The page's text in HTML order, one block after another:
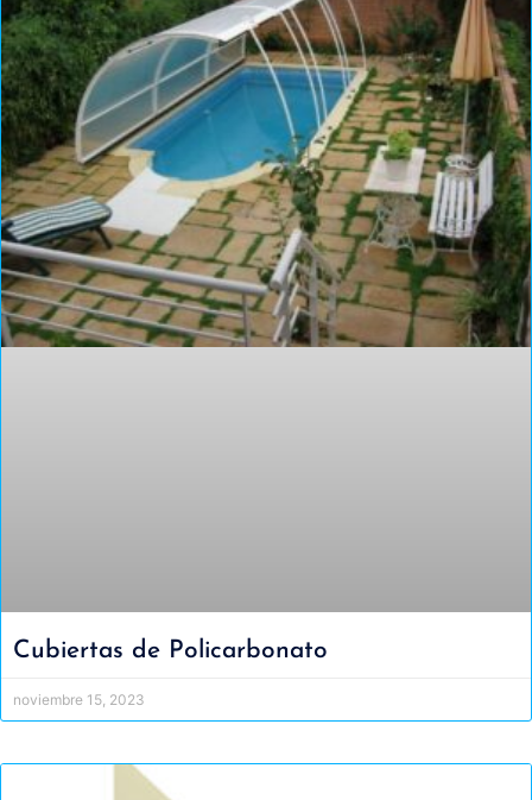
Cubiertas de Policarbonato
noviembre 15, 2023